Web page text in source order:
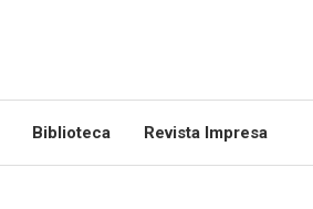
Biblioteca Revista Impresa